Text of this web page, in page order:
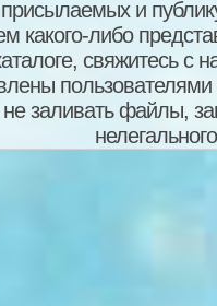
присылаемых и
какого-либо
свяжитесь
пользователями
заливать файлы,